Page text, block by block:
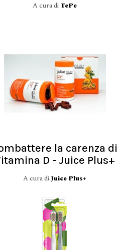
A cura di TePe
la carenza di
D - Juice Plus+
A cura di Juice Plus+